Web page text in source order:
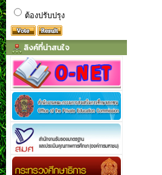
ต้องปรับปรุง
ลิงค์ที่น่าสนใจ